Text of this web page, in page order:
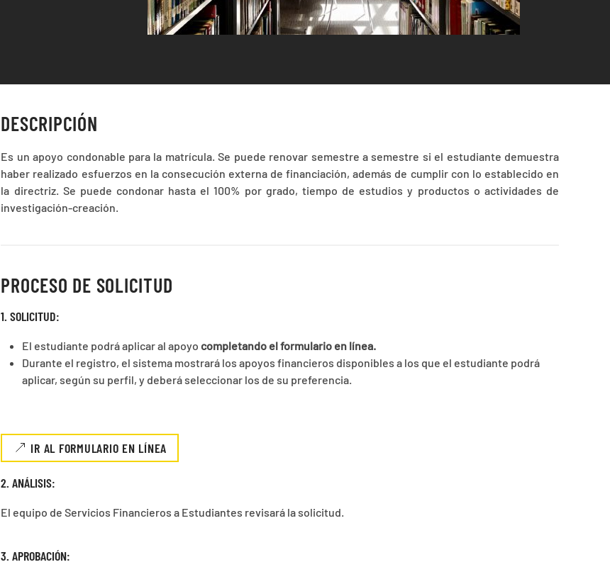
DESCRIPCIÓN
Es un apoyo condonable para la matrícula. Se puede renovar semestre a semestre si el estudiante demuestra
haber realizado esfuerzos en la consecución externa de financiación, además de cumplir con lo establecido en
la directriz. Se puede condonar hasta el 100% por grado, tiempo de estudios y productos o actividades de
investigación-creación.
PROCESO DE SOLICITUD
1. SOLICITUD:
El estudiante podrá aplicar al apoyo completando el formulario en línea.
Durante el registro, el sistema mostrará los apoyos financieros disponibles a los que el estudiante podrá
aplicar, según su perfil, y deberá seleccionar los de su preferencia.
IR AL FORMULARIO EN LÍNEA
2. ANÁLISIS:
El equipo de Servicios Financieros a Estudiantes revisará la solicitud.
3. APROBACIÓN: